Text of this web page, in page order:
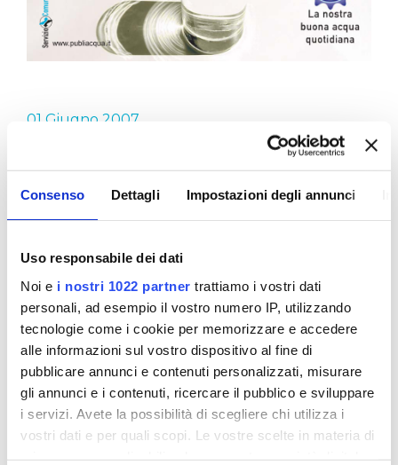
Consenso Dettagli Impostazioni degli annunci
Uso responsabile dei dati
Noi e i nostri 1022 partner trattiamo i vostri dati
personali, ad esempio il vostro numero IP, utilizzando
tecnologie come i cookie per memorizzare e accedere
alle informazioni sul vostro dispositivo al fine di
pubblicare annunci e contenuti personalizzati, misurare
gli annunci e i contenuti, ricercare il pubblico e sviluppare
i servizi. Avete la possibilità di scegliere chi utilizza i
vostri dati e per quali scopi. Le vostre scelte in materia di
01 Giugno 2007
ACQUA DI QUALITÀ
dalla sua nascita ha portato avanti attraverso le
proprie campagne di sensibilizzazione. Come
abbiamo detto anche in altre occasioni, l'acqua di
rubinetto, in tutto il territorio dove il servizio idrico
è gestito da Publiacqua, è di buona qualità, è
sicura ed offre garanzie di controllo come nessun
altro tipo di acqua in bottiglia.
E le nostre due campagne 2007 esemplificano al
meglio quanto detto sopra. Acqua di qualità…
direttamente a casa tua! e ricerchiamo… la qualità!!